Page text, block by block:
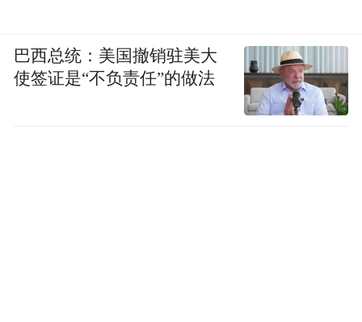
巴西总统：美国撤销驻美大
使签证是“不负责任”的做法